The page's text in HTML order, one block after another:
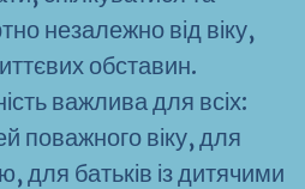
незалежно від віку,
обставин.
важлива для всіх:
поважного віку, для
для батьків із дитячими